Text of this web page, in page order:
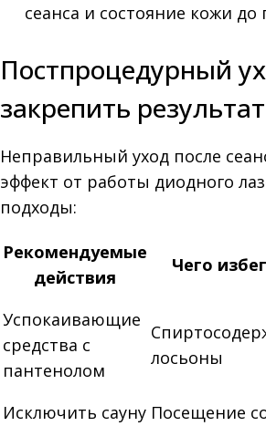
сеанса и состояние кожи
Постпроцедурный
закрепить результат
Неправильный уход после
эффект от работы диодного
подходы:
Рекомендуемые
действия
Чего
Успокаивающие
средства с
пантенолом
лосьоны
Исключить сауну Посещение